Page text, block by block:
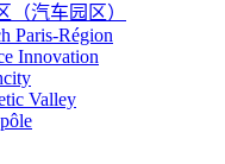
（汽车园区）
Paris-Région
Innovation
Valley